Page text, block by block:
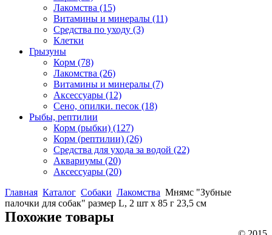
Лакомства (15)
Витамины и минералы (11)
Средства по уходу (3)
Клетки
Грызуны
Корм (78)
Лакомства (26)
Витамины и минералы (7)
Аксессуары (12)
Сено, опилки. песок (18)
Рыбы, рептилии
Корм (рыбки) (127)
Корм (рептилии) (26)
Средства для ухода за водой (22)
Аквариумы (20)
Аксессуары (20)
Главная Каталог Собаки Лакомства Мнямс "Зубные
палочки для собак" размер L, 2 шт х 85 г 23,5 см
Похожие товары